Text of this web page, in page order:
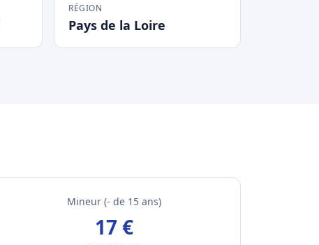
RÉGION
Pays de la Loire
Mineur (- de 15 ans)
17 €